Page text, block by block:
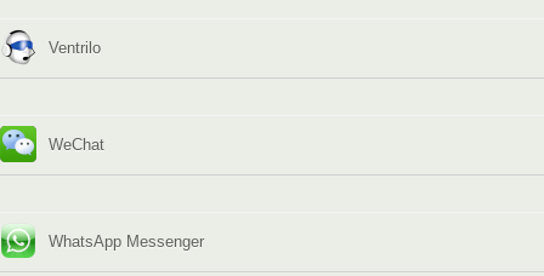
Ventrilo
WeChat
WhatsApp Messenger